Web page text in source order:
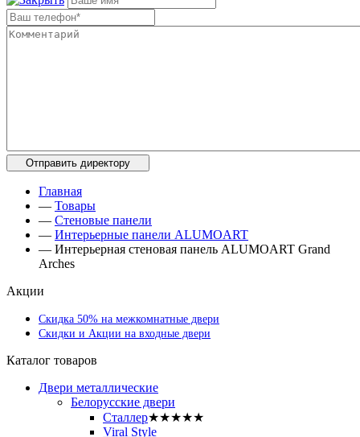
Главная
— Товары
— Стеновые панели
— Интерьерные панели ALUMOART
— Интерьерная стеновая панель ALUMOART Grand
Arches
Акции
Скидка 50% на межкомнатные двери
Скидки и Акции на входные двери
Каталог товаров
Двери металлические
Белорусские двери
Сталлер★★★★★
Viral Style